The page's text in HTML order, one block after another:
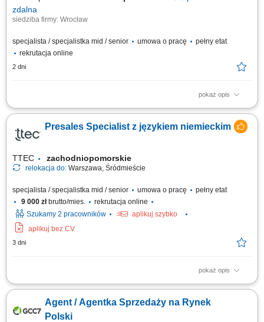
zdalna
siedziba firmy: Wrocław
specjalista / specjalistka mid / senior umowa o pracę
pełny etat
rekrutacja online
2 dni
pokaż opis
Opis stanowiska pracy/zadania: Aktywne pozyskiwanie nowych klientów i
klientami oraz zapewnianie im bieżącego wsparcia. Prowadzenie
negocjacji handlowych oraz przygotowywanie ofert dopasowanych do
Presales Specialist z językiem niemieckim
TTEC zachodniopomorskie
relokacja do: Warszawa, Śródmieście
specjalista / specjalistka mid / senior umowa o pracę
pełny etat
9 000 złbrutto/mies.
rekrutacja online
Szukamy 2 pracowników
aplikuj szybko
aplikuj bez CV
3 dni
pokaż opis
As a Sales Representative (Presales) with German – Hybrid, working on
#experienceTTEC Our employees have spoken. Our purpose, team, and
company culture are amazing and our Great Place to Work® certification
Agent / Agentka Sprzedaży na Rynek
Polski